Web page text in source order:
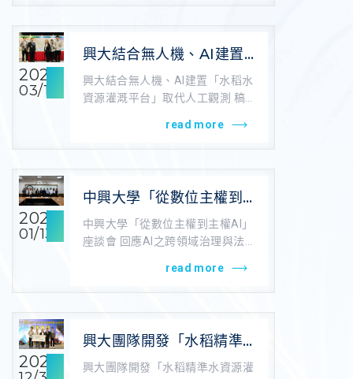
2026
03/12
興大結合無人機、AI建置
「水稻水資源灌溉平台」
取代人工觀測
興大結合無人機、AI建置「水稻水
資源灌溉平台」取代人工觀測 稿
read more
2026
01/13
中興大學「從數位主權到
主權AI」座談會 回應AI之
跨領域治理與法律挑戰
中興大學「從數位主權到主權AI」
座談會 回應AI之跨領域治理與法
read more
2025
興大團隊開發「水稻精準
水資源灌溉決策平台」 榮
興大團隊開發「水稻精準水資源灌